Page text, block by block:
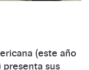
(este año
presenta sus